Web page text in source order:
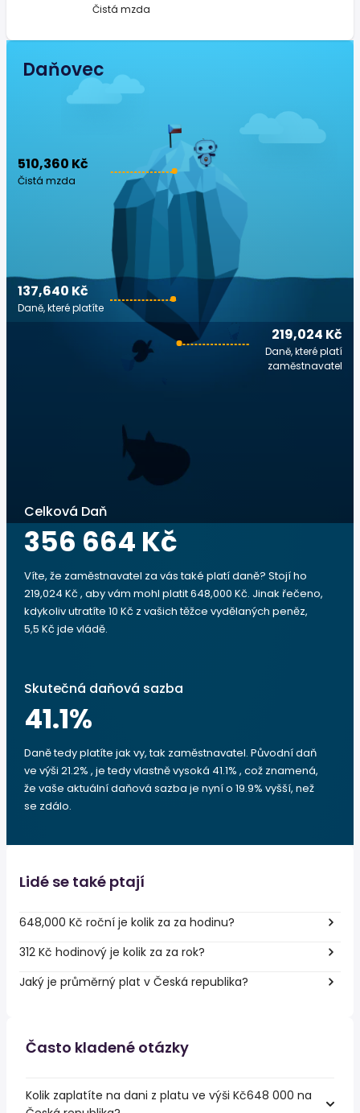
Čistá mzda
Daňovec
510,360 Kč
Čistá mzda
219,024 Kč
Daně, které platí
zaměstnavatel
137,640 Kč
Daně, které platíte
Celková Daň
356 664 Kč
Víte, že zaměstnavatel za vás také platí daně? Stojí ho
219,024 Kč , aby vám mohl platit 648,000 Kč. Jinak řečeno,
kdykoliv utratíte 10 Kč z vašich těžce vydělaných peněz,
5,5 Kč jde vládě.
Skutečná daňová sazba
41.1%
Daně tedy platíte jak vy, tak zaměstnavatel. Původní daň
ve výši 21.2% , je tedy vlastně vysoká 41.1% , což znamená,
že vaše aktuální daňová sazba je nyní o 19.9% vyšší, než
se zdálo.
Lidé se také ptají
648,000 Kč roční je kolik za za hodinu?
312 Kč hodinový je kolik za za rok?
Jaký je průměrný plat v Česká republika?
Často kladené otázky
Kolik zaplatíte na dani z platu ve výši Kč648 000 na